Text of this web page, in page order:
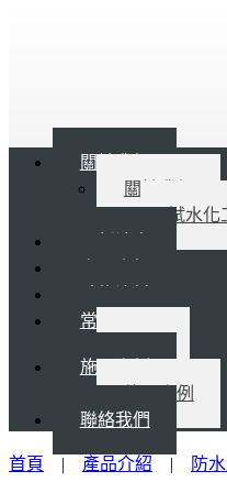
關於我們
關於我們
試水
常見問題
施工案例
施工案例
聯絡我們
首頁 | 產品介紹 | 防